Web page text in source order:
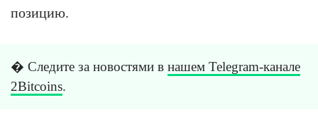
позицию.
� Следите за новостями в нашем Telegram-канале
2Bitcoins.